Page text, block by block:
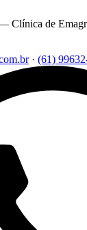
de
· (61)